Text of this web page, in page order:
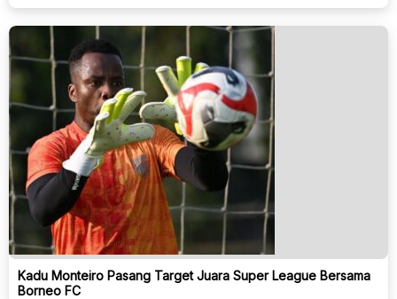
Kadu Monteiro Pasang Target Juara Super League Bersama
Borneo FC